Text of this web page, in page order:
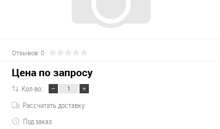
Отзывов: 0
Цена по запросу
Кол-во:
Рассчитать доставку
Под заказ